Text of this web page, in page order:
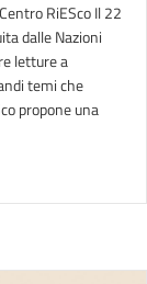
RiESco Il 22
dalle Nazioni
letture a
temi che
propone una